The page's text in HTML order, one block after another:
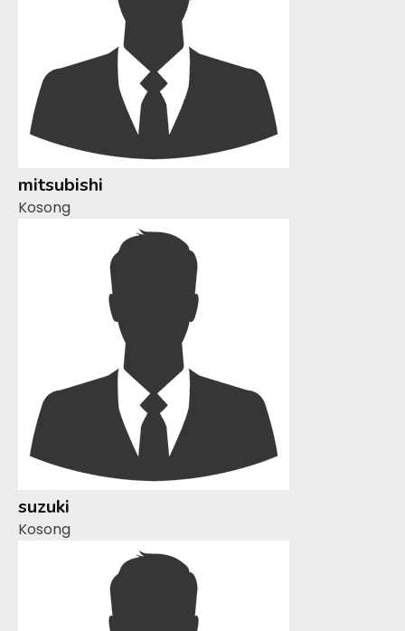
mitsubishi
Kosong
suzuki
Kosong